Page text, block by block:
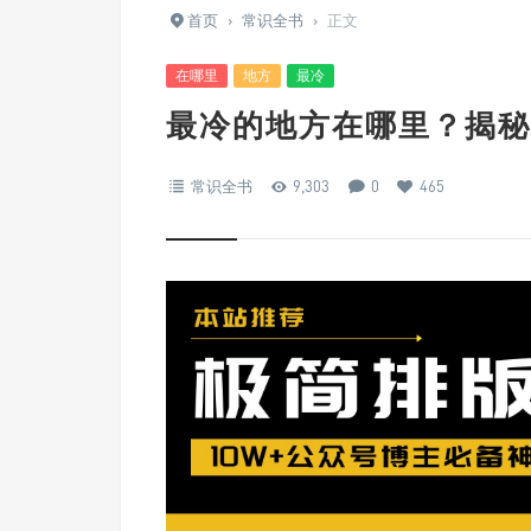
首页 › 常识全书 › 正文
在哪里 地方 最冷
最冷的地方在哪里？揭
常识全书 9,303 0 465